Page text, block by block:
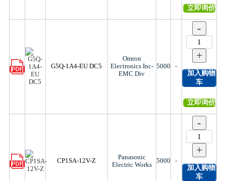
立即询价
G5Q-1A4-EU DC5
Omron
Electronics Inc-
EMC Div
5000 -
-
+
加入购物
车
立即询价
CP1SA-12V-Z
Panasonic
Electric Works
5000 -
-
+
加入购物
车